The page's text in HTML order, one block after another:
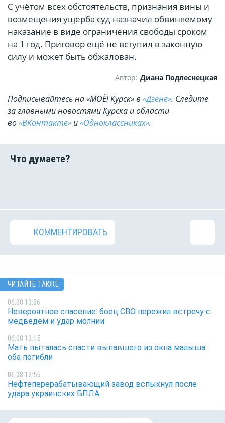
С учётом всех обстоятельств, признания вины и
возмещения ущерба суд назначил обвиняемому
наказание в виде ограничения свободы сроком
на 1 год. Приговор ещё не вступил в законную
силу и может быть обжалован.
Автор: Диана Подлеснецкая
Подписывайтесь на «МОЁ! Курск» в «Дзене». Cледите
за главными новостями Курска и области
во«ВКонтакте» и«Одноклассниках».
КОММЕНТИРОВАТЬ
ЧИТАЙТЕ ТАКЖЕ
06.08 13:36
Невероятное спасение: боец СВО пережил встречу с
медведем и удар молнии
06.08 13:15
Мать пыталась спасти выпавшего из окна малыша:
оба погибли
06.08 12:55
Нефтеперерабатывающий завод вспыхнул после
удара украинских БПЛА